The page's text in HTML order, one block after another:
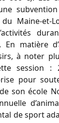
Maine-et-
En matière
à noter
session :
pour
son école
de sport